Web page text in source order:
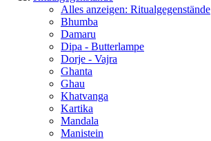
Alles anzeigen: Ritualgegenstände
Bhumba
Damaru
Dipa - Butterlampe
Dorje - Vajra
Ghanta
Ghau
Khatvanga
Kartika
Mandala
Manistein